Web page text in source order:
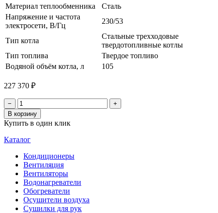
Материал теплообменника
Сталь
Напряжение и частота
электросети, В/Гц
230/53
Тип котла
Стальные трехходовые
твердотопливные котлы
Тип топлива
Твердое топливо
Водяной объём котла, л
105
227 370 ₽
−
+
В корзину
Купить в один клик
Каталог
Кондиционеры
Вентиляция
Вентиляторы
Водонагреватели
Обогреватели
Осушители воздуха
Сушилки для рук